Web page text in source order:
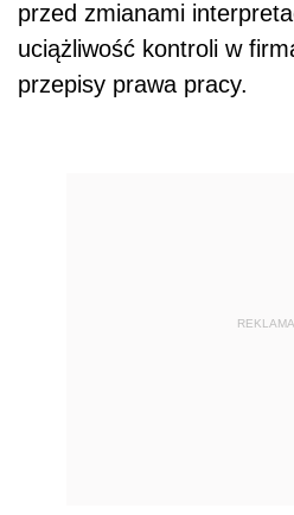
przed zmianami
uciążliwość kontroli w
przepisy prawa pracy.
REKLAMA